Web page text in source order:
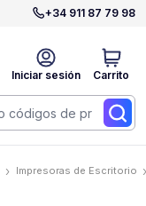
+34 911 87 79 98
Iniciar sesión Carrito
Impresoras de Escritorio